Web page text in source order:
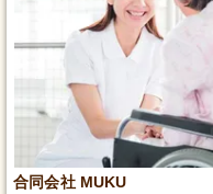
合同会社 MUKU